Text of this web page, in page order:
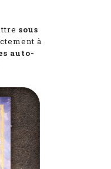
sous
à
auto-